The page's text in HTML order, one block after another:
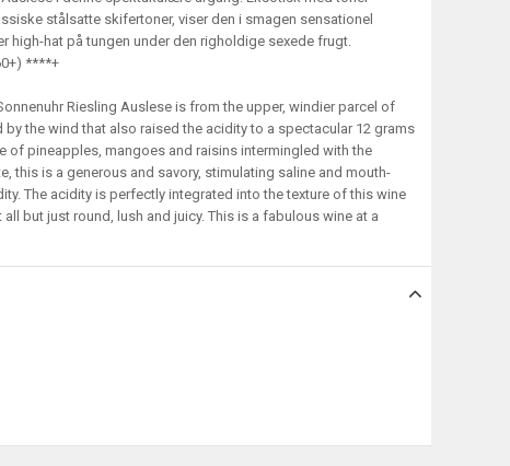
stålsatte skifertoner, viser den i smagen sensationel
hat på tungen under den righoldige sexede frugt.
****+
Riesling Auslese is from the upper, windier parcel of
the wind that also raised the acidity to a spectacular 12 grams
of pineapples, mangoes and raisins intermingled with the
this is a generous and savory, stimulating saline and mouth-
The acidity is perfectly integrated into the texture of this wine
but just round, lush and juicy. This is a fabulous wine at a